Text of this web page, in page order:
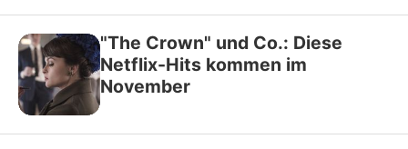
"The Crown" und Co.: Diese
Netflix-Hits kommen im
November